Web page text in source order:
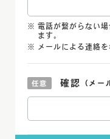
電話が繋がらない
ます。
メールによる連絡
確認 （メー